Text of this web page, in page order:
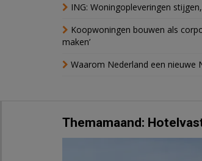
ING: Woningopleveringen
Koopwoningen bouwen als
maken’
Waarom Nederland een nieuwe
Themamaand: